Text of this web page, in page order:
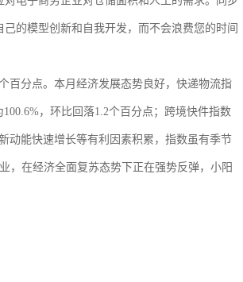
的模型创新和自我开发，而不会浪费您的时间
百分点。本月经济发展态势良好，快递物流指
，环比回落1.2个百分点；跨境快件指数
动能快速增长等有利因素积累，指数虽有季节
，在经济全面复苏态势下正在强势反弹，小阳